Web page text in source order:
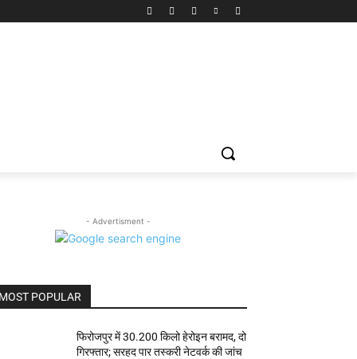
- Advertisment -
MOST POPULAR
फिरोजपुर में 30.200 किलो हेरोइन बरामद, दो
गिरफ्तार; सरहद पार तस्करी नेटवर्क की जांच